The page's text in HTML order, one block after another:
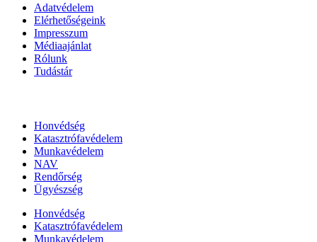
Adatvédelem
Elérhetőségeink
Impresszum
Médiaajánlat
Rólunk
Tudástár
Honvédség
Katasztrófavédelem
Munkavédelem
NAV
Rendőrség
Ügyészség
Honvédség
Katasztrófavédelem
Munkavédelem